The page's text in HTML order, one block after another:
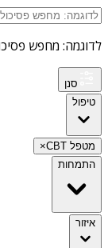
לדוגמה: מחפש
סנן
טיפול
מטפל CBT
×
התמחות
איזור